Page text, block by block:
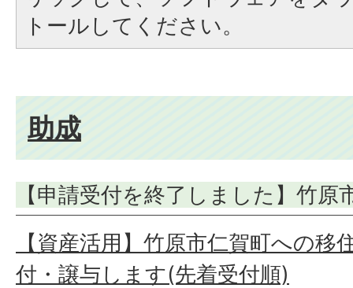
トールしてください。
助成
【申請受付を終了しました】竹原
【資産活用】竹原市仁賀町への移
付・譲与します(先着受付順)